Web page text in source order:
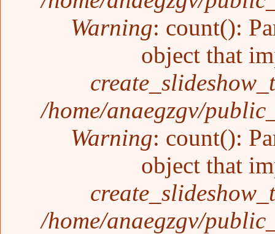
Warning: count():
object that
/home/anaegzgv/
Warning: count():
object that
/home/anaegzgv/